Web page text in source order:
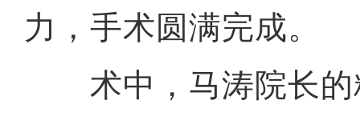
力，手术圆满完成。
术中，马涛院长的